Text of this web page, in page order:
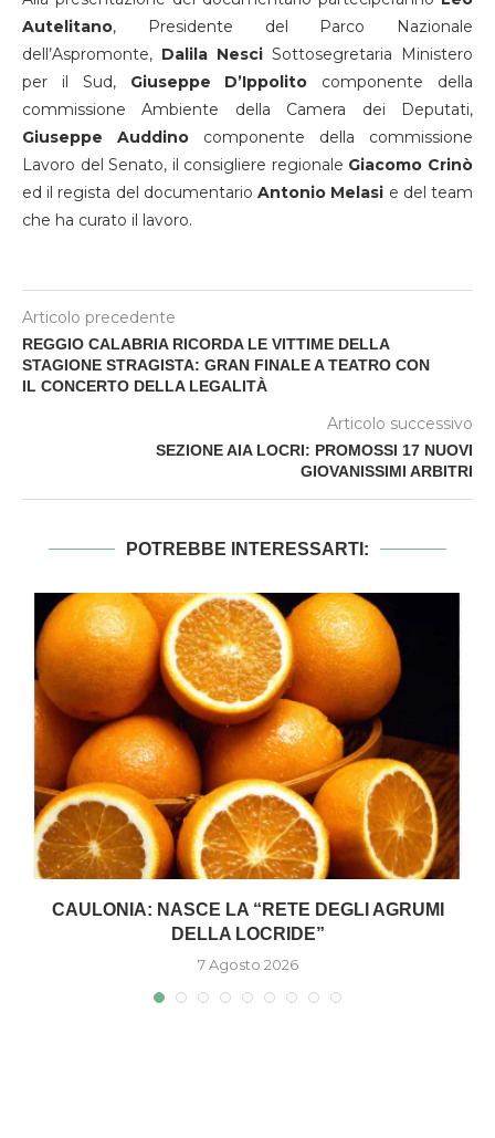
Autelitano, Presidente del Parco Nazionale
dell’Aspromonte, Dalila Nesci Sottosegretaria Ministero
per il Sud, Giuseppe D’Ippolito componente della
commissione Ambiente della Camera dei Deputati,
Giuseppe Auddino componente della commissione
Lavoro del Senato, il consigliere regionale Giacomo Crinò
ed il regista del documentarioAntonio Melasi e del team
che ha curato il lavoro.
Articolo precedente
REGGIO CALABRIA RICORDA LE VITTIME DELLA
STAGIONE STRAGISTA: GRAN FINALE A TEATRO CON
IL CONCERTO DELLA LEGALITÀ
Articolo successivo
SEZIONE AIA LOCRI: PROMOSSI 17 NUOVI
GIOVANISSIMI ARBITRI
POTREBBE INTERESSARTI:
CAULONIA: NASCE LA “RETE DEGLI AGRUMI
DELLA LOCRIDE”
7 Agosto 2026